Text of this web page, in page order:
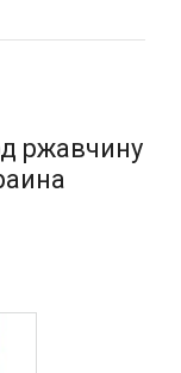
на готове с
и VERDERAME
на
и работ;
ржавчину